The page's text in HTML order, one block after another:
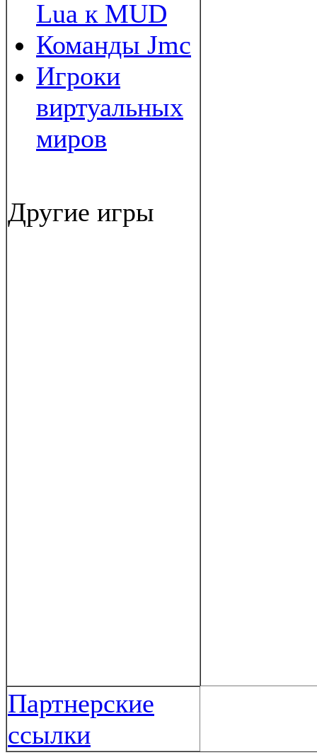
Lua к MUD
Команды Jmc
Игроки
виртуальных
миров
Другие игры
Партнерские
ссылки